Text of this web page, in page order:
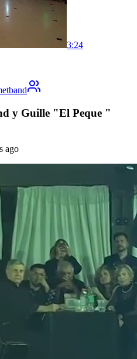
3:24
y Guille "El Peque "
ago